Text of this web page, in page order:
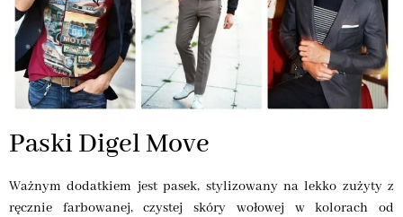
Paski Digel Move
Ważnym dodatkiem jest pasek, stylizowany na lekko zużyty z
ręcznie farbowanej, czystej skóry wołowej w kolorach od